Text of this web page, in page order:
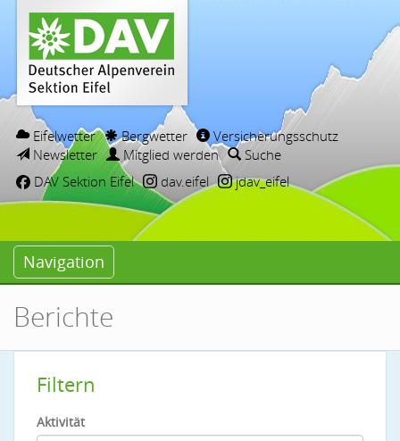
Eifelwetter Bergwetter
Versicherungsschutz
Newsletter
Mitglied werden
Suche
DAV Sektion Eifel
dav.eifel jdav_eifel
Navigation
Berichte
Filtern
Aktivität